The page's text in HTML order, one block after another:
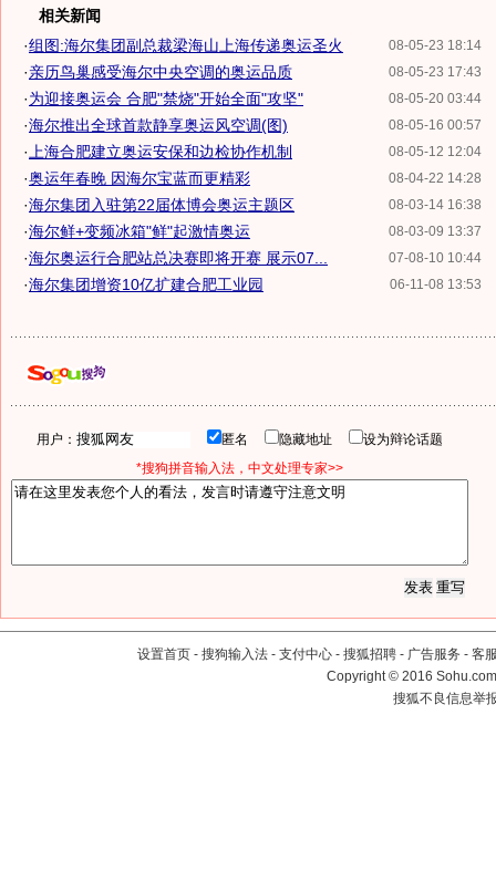
相关新闻
08-05-23 18:14
·组图:海尔集团副总裁梁海山上海传递奥运圣火
08-05-23 17:43
·亲历鸟巢感受海尔中央空调的奥运品质
08-05-20 03:44
·为迎接奥运会 合肥"禁烧"开始全面"攻坚"
08-05-16 00:57
·海尔推出全球首款静享奥运风空调(图)
08-05-12 12:04
· 上海合肥建立奥运安保和边检协作机制
08-04-22 14:28
·奥运年春晚 因海尔宝蓝而更精彩
08-03-14 16:38
·海尔集团入驻第22届体博会奥运主题区
08-03-09 13:37
·海尔鲜+变频冰箱"鲜"起激情奥运
07-08-10 10:44
·海尔奥运行合肥站总决赛即将开赛 展示07...
06-11-08 13:53
·海尔集团增资10亿扩建合肥工业园
用户： 匿名 隐藏地址
设为辩论话题
*搜狗拼音输入法，中文处理专家>>
设置首页 - 搜狗输入法 - 支付中心 - 搜狐招聘 - 广告服务 - 客
Copyright©2016
搜狐不良信息举